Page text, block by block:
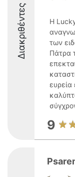
Διακριθέντες
Η
των
Πάτρα
ευρεία
9